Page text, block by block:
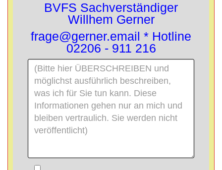
BVFS Sachverständiger
Willhem Gerner
frage@gerner.email * Hotline
02206 - 911 216